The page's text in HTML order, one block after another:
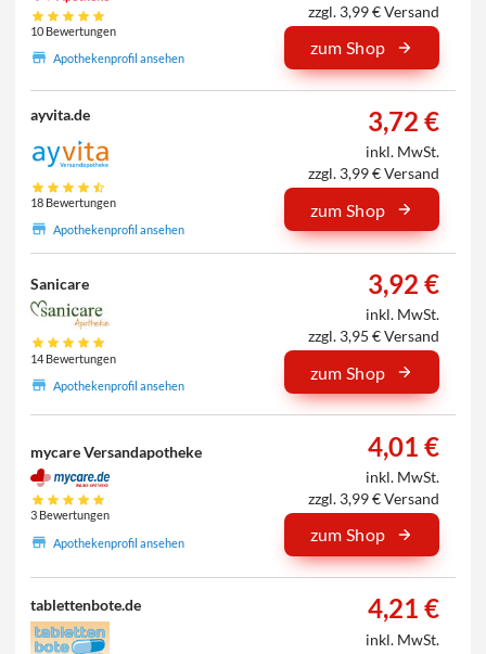
10 Bewertungen
Apothekenprofil ansehen
zzgl. 3,99 € Versand
zum Shop
ayvita.de
18 Bewertungen
Apothekenprofil ansehen
3,72 €
inkl. MwSt.
zzgl. 3,99 € Versand
zum Shop
Sanicare
14 Bewertungen
Apothekenprofil ansehen
3,92 €
inkl. MwSt.
zzgl. 3,95 € Versand
zum Shop
mycare Versandapotheke
3 Bewertungen
Apothekenprofil ansehen
4,01 €
inkl. MwSt.
zzgl. 3,99 € Versand
zum Shop
tablettenbote.de 4,21 €
inkl. MwSt.